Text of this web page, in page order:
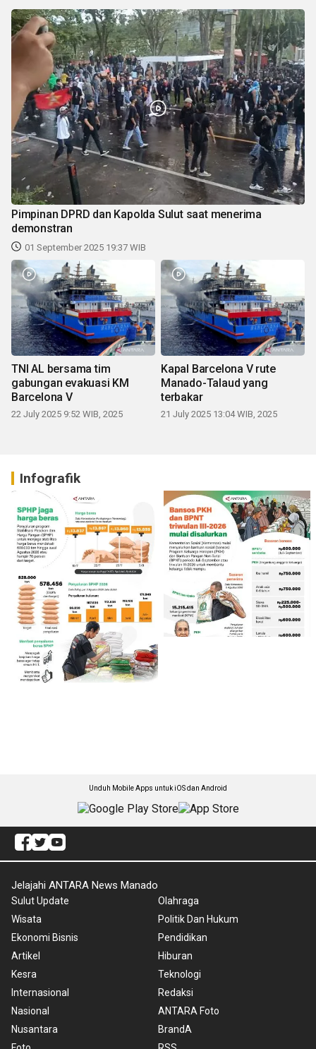
Pimpinan DPRD dan Kapolda Sulut saat menerima
demonstran
01 September 2025 19:37 WIB
TNI AL bersama tim
gabungan evakuasi KM
Barcelona V
22 July 2025 9:52 WIB, 2025
Kapal Barcelona V rute
Manado-Talaud yang
terbakar
21 July 2025 13:04 WIB, 2025
Infografik
Unduh Mobile Apps untuk iOS dan Android
Jelajahi ANTARA News Manado
Sulut Update
Wisata
Ekonomi Bisnis
Artikel
Kesra
Internasional
Nasional
Nusantara
Olahraga
Politik Dan Hukum
Pendidikan
Hiburan
Teknologi
Redaksi
ANTARA Foto
BrandA